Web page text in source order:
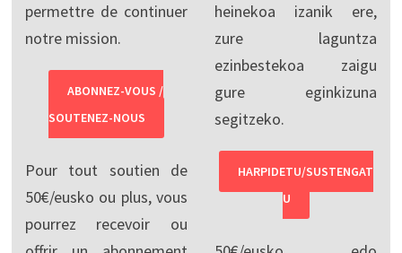
permettre de continuer
notre mission.
ABONNEZ-VOUS /
SOUTENEZ-NOUS
Pour tout soutien de
50€/eusko ou plus, vous
pourrez recevoir ou
heinekoa izanik ere,
zure laguntza
ezinbestekoa zaigu
gure eginkizuna
segitzeko.
HARPIDETU/SUSTENGAT
U